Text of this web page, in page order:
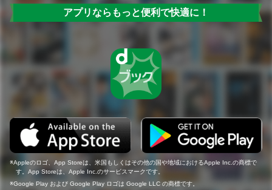
アプリならもっと便利で快適に！
Appleのロゴ、App Storeは、米国もしくはその他の国や地域におけるApple Inc.の商標で
す。App Storeは、Apple Inc.のサービスマークです。
Google Play および Google Play ロゴは Google LLC の商標です。